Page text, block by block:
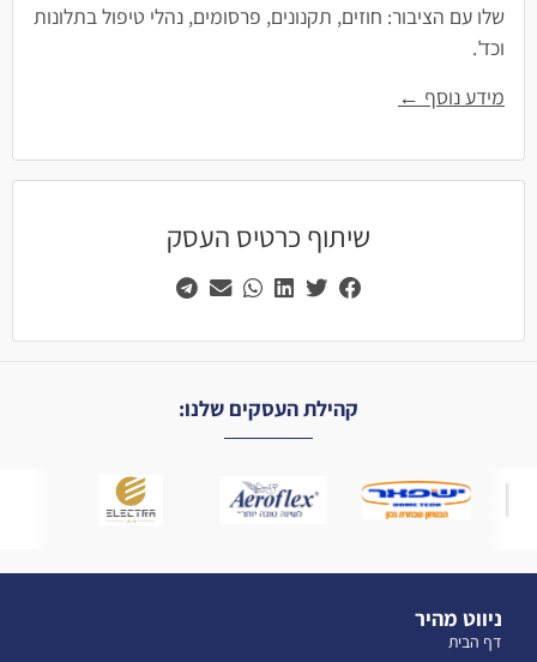
שלו עם הציבור: חוזים, תקנונים, פרסומים, נהלי טיפול בתלונות
וכד'.
מידע נוסף ←
שיתוף כרטיס העסק
קהילת העסקים שלנו:
ניווט מהיר
דף הבית